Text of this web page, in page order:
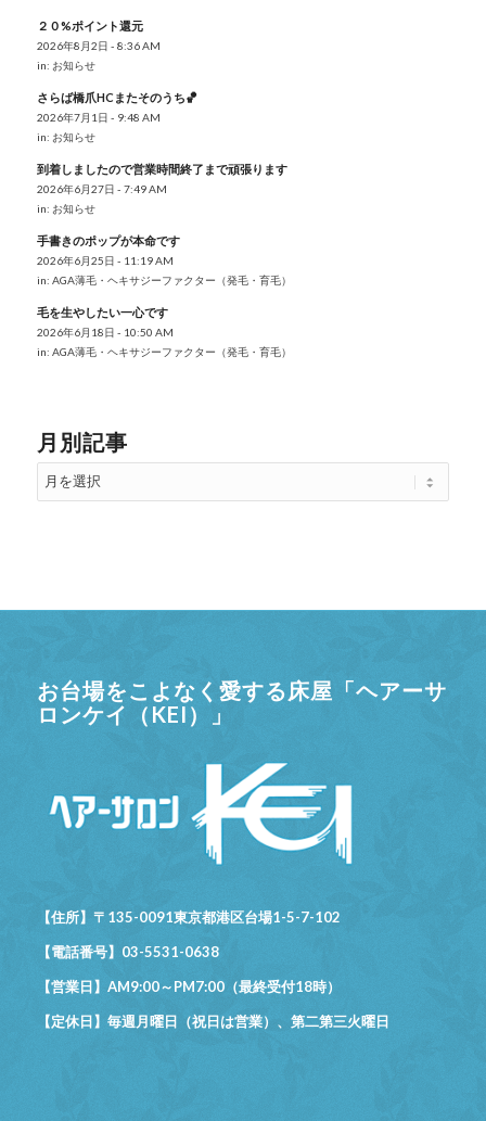
２０%ポイント還元
2026年8月2日 - 8:36 AM
in: お知らせ
さらば橋爪HCまたそのうち🏀
2026年7月1日 - 9:48 AM
in: お知らせ
到着しましたので営業時間終了まで頑張ります
2026年6月27日 - 7:49 AM
in: お知らせ
手書きのポップが本命です
2026年6月25日 - 11:19 AM
in: AGA薄毛・ヘキサジーファクター（発毛・育毛）
毛を生やしたい一心です
2026年6月18日 - 10:50 AM
in: AGA薄毛・ヘキサジーファクター（発毛・育毛）
月別記事
お台場をこよなく愛する床屋「ヘアーサ
ロンケイ（KEI）」
【住所】〒135-0091東京都港区台場1-5-7-102
【電話番号】03-5531-0638
【営業日】AM9:00～PM7:00（最終受付18時）
【定休日】毎週月曜日（祝日は営業）、第二第三火曜日